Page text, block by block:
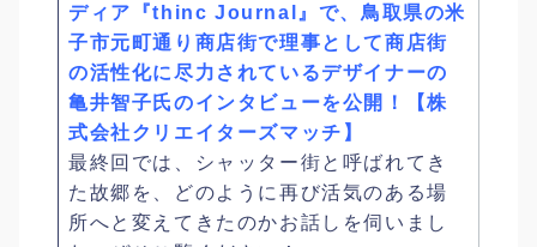
ディア『thinc Journal』で、鳥取県の米
子市元町通り商店街で理事として商店街
の活性化に尽力されているデザイナーの
亀井智子氏のインタビューを公開！【株
式会社クリエイターズマッチ】
最終回では、シャッター街と呼ばれてき
た故郷を、どのように再び活気のある場
所へと変えてきたのかお話しを伺いまし